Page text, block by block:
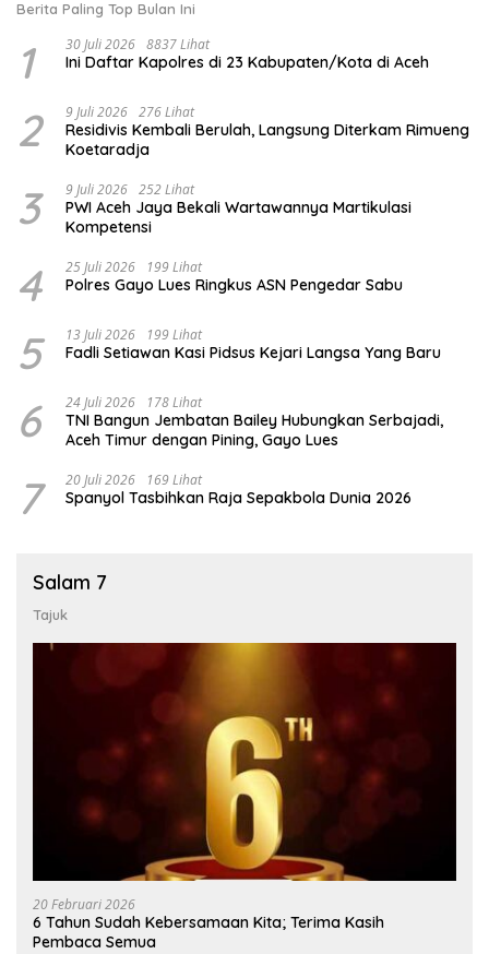
Berita Paling Top Bulan Ini
1 30 Juli 2026 8837 Lihat
Ini Daftar Kapolres di 23 Kabupaten/Kota di Aceh
2 9 Juli 2026 276 Lihat
Residivis Kembali Berulah, Langsung Diterkam Rimueng
Koetaradja
3 9 Juli 2026 252 Lihat
PWI Aceh Jaya Bekali Wartawannya Martikulasi
Kompetensi
4 25 Juli 2026 199 Lihat
Polres Gayo Lues Ringkus ASN Pengedar Sabu
5 13 Juli 2026 199 Lihat
Fadli Setiawan Kasi Pidsus Kejari Langsa Yang Baru
6 24 Juli 2026 178 Lihat
TNI Bangun Jembatan Bailey Hubungkan Serbajadi,
Aceh Timur dengan Pining, Gayo Lues
7 20 Juli 2026 169 Lihat
Spanyol Tasbihkan Raja Sepakbola Dunia 2026
Salam 7
Tajuk
20 Februari 2026
6 Tahun Sudah Kebersamaan Kita; Terima Kasih
Pembaca Semua